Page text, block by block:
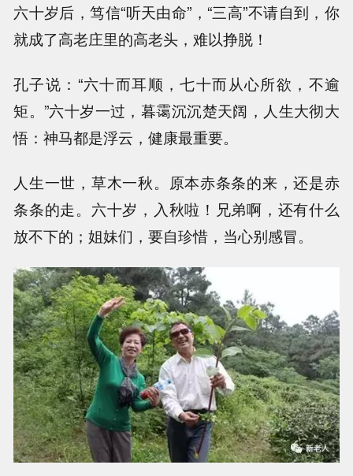
六十岁后，笃信“听天由命”，“三高”不请自到，你
就成了高老庄里的高老头，难以挣脱！
孔子说：“六十而耳顺，七十而从心所欲，不逾
矩。”六十岁一过，暮霭沉沉楚天阔，人生大彻大
悟：神马都是浮云，健康最重要。
人生一世，草木一秋。原本赤条条的来，还是赤
条条的走。六十岁，入秋啦！兄弟啊，还有什么
放不下的；姐妹们，要自珍惜，当心别感冒。